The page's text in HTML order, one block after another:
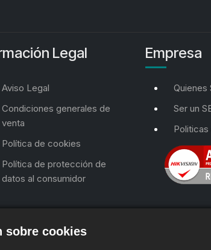
Legal
Aviso Legal
Condiciones generales de
venta
Política de cookies
Política de protección de
datos al consumidor
Empresa
Quienes
Ser un
Politicas
sobre cookies